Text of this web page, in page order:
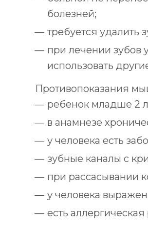
болезней;
требуется удалить
при лечении зубов
использовать
Противопоказания
ребенок младше 2
в анамнезе
у человека есть
зубные каналы с
при рассасывании
у человека
есть